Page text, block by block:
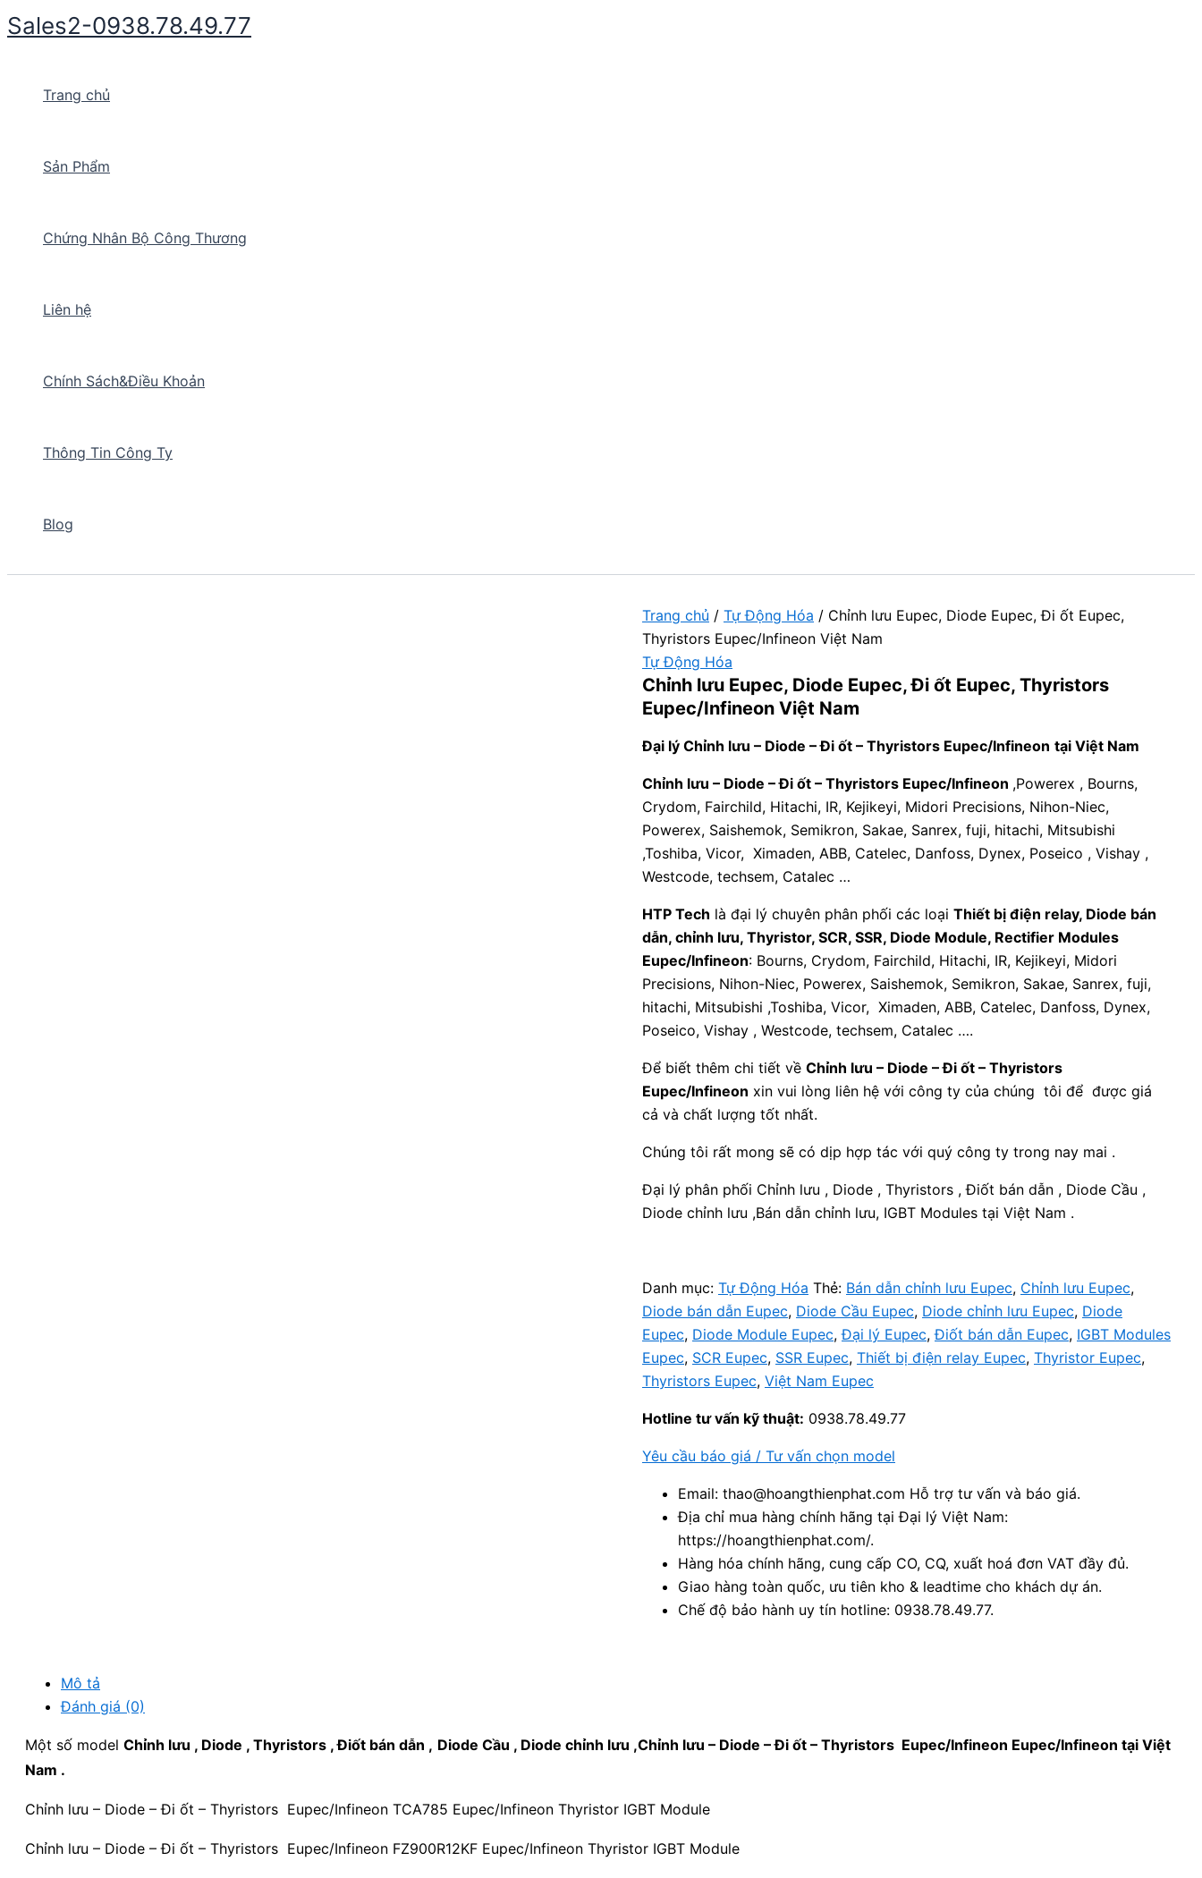
Nhảy
tới
Sales2-0938.78.49.77
Trang chủ
Sản Phẩm
Chứng Nhân Bộ Công Thương
Liên hệ
Chính Sách&Điều Khoản
Thông Tin Công Ty
Blog
Trang chủ / Tự Động Hóa / Chỉnh lưu Eupec, Diode Eupec, Đi ốt Eupec,
Thyristors Eupec/Infineon Việt Nam
Tự Động Hóa
Chỉnh lưu Eupec, Diode Eupec, Đi ốt Eupec, Thyristors
Eupec/Infineon Việt Nam
Đại lý Chỉnh lưu – Diode – Đi ốt – Thyristors Eupec/Infineon tại Việt Nam
Chỉnh lưu – Diode – Đi ốt – Thyristors Eupec/Infineon ,Powerex , Bourns,
Crydom, Fairchild, Hitachi, IR, Kejikeyi, Midori Precisions, Nihon-Niec,
Powerex, Saishemok, Semikron, Sakae, Sanrex, fuji, hitachi, Mitsubishi
,Toshiba, Vicor, Ximaden, ABB, Catelec, Danfoss, Dynex, Poseico , Vishay ,
Westcode, techsem, Catalec …
HTP Tech là đại lý chuyên phân phối các loại Thiết bị điện relay, Diode bán
dẫn, chỉnh lưu, Thyristor, SCR, SSR, Diode Module, Rectifier Modules
Eupec/Infineon: Bourns, Crydom, Fairchild, Hitachi, IR, Kejikeyi, Midori
Precisions, Nihon-Niec, Powerex, Saishemok, Semikron, Sakae, Sanrex, fuji,
hitachi, Mitsubishi ,Toshiba, Vicor, Ximaden, ABB, Catelec, Danfoss, Dynex,
Poseico, Vishay , Westcode, techsem, Catalec ….
Để biết thêm chi tiết về Chỉnh lưu – Diode – Đi ốt – Thyristors
Eupec/Infineon xin vui lòng liên hệ với công ty của chúng tôi để được giá
cả và chất lượng tốt nhất.
Chúng tôi rất mong sẽ có dịp hợp tác với quý công ty trong nay mai .
Đại lý phân phối Chỉnh lưu , Diode , Thyristors , Điốt bán dẫn , Diode Cầu ,
Diode chỉnh lưu ,Bán dẫn chỉnh lưu, IGBT Modules tại Việt Nam .
Danh mục: Tự Động Hóa Thẻ: Bán dẫn chỉnh lưu Eupec, Chỉnh lưu Eupec,
Diode bán dẫn Eupec, Diode Cầu Eupec, Diode chỉnh lưu Eupec, Diode
Eupec, Diode Module Eupec,Đại lý Eupec,Điốt bán dẫn Eupec, IGBT Modules
Eupec, SCR Eupec, SSR Eupec, Thiết bị điện relay Eupec, Thyristor Eupec,
Thyristors Eupec, Việt Nam Eupec
Hotline tư vấn kỹ thuật: 0938.78.49.77
Yêu cầu báo giá / Tư vấn chọn model
Email: thao@hoangthienphat.com Hỗ trợ tư vấn và báo giá.
Địa chỉ mua hàng chính hãng tại Đại lý Việt Nam:
https://hoangthienphat.com/.
Hàng hóa chính hãng, cung cấp CO, CQ, xuất hoá đơn VAT đầy đủ.
Giao hàng toàn quốc, ưu tiên kho & leadtime cho khách dự án.
Chế độ bảo hành uy tín hotline: 0938.78.49.77.
Mô tả
Đánh giá (0)
Một số model Chỉnh lưu , Diode , Thyristors , Điốt bán dẫn , Diode Cầu , Diode chỉnh lưu ,Chỉnh lưu – Diode – Đi ốt – Thyristors Eupec/Infineon Eupec/Infineon tại Việt
Nam .
Chỉnh lưu – Diode – Đi ốt – Thyristors Eupec/Infineon TCA785 Eupec/Infineon Thyristor IGBT Module
Chỉnh lưu – Diode – Đi ốt – Thyristors Eupec/Infineon FZ900R12KF Eupec/Infineon Thyristor IGBT Module